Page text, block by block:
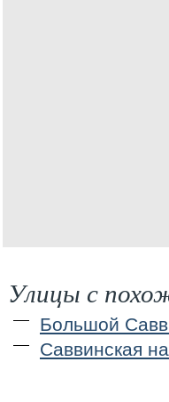
Улицы с
Большой
Саввинская